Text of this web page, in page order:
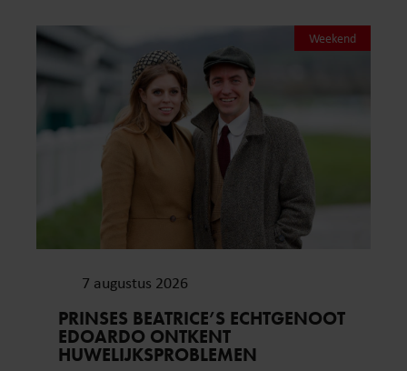
Weekend
7 augustus 2026
PRINSES BEATRICE’S ECHTGENOOT
EDOARDO ONTKENT
HUWELIJKSPROBLEMEN